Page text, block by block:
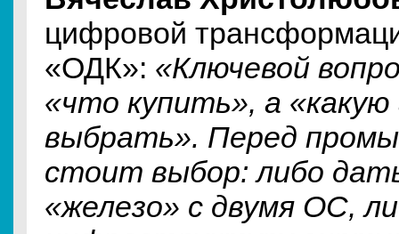
цифровой
«ОДК»: «Ключевой
«что купить», а
выбрать». Перед
стоит выбор: либо
«железо» с двумя ОС,